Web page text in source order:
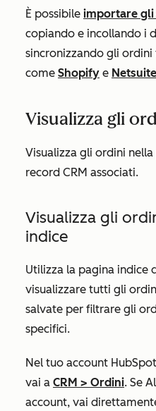
È possibile importare
copiando e incollando i
sincronizzando gli
come Shopify e Netsuite
Visualizza gli
Visualizza gli ordini
record CRM associati.
Visualizza gli
indice
Utilizza la pagina indice
visualizzare tutti gli
salvate per filtrare gli
specifici.
Nel tuo account
vai a CRM > Ordini. Se
account, vai